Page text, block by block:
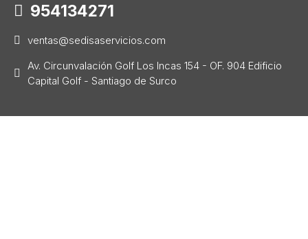
954134271
ventas@sedisaservicios.com
Av. Circunvalación Golf Los Incas 154 - OF. 904 Edificio
Capital Golf - Santiago de Surco